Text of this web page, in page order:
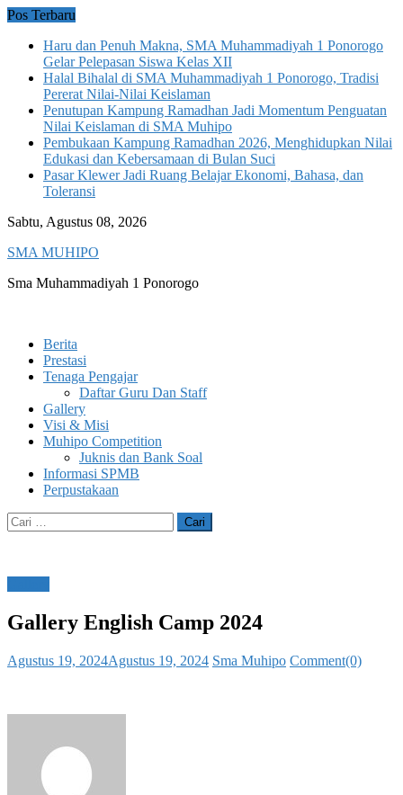
Skip
content
Pos Terbaru
Haru dan Penuh Makna, SMA Muhammadiyah 1 Ponorogo
Gelar Pelepasan Siswa Kelas XII
Halal Bihalal di SMA Muhammadiyah 1 Ponorogo, Tradisi
Pererat Nilai-Nilai Keislaman
Penutupan Kampung Ramadhan Jadi Momentum Penguatan
Nilai Keislaman di SMA Muhipo
Pembukaan Kampung Ramadhan 2026, Menghidupkan Nilai
Edukasi dan Kebersamaan di Bulan Suci
Pasar Klewer Jadi Ruang Belajar Ekonomi, Bahasa, dan
Toleransi
Sabtu, Agustus 08, 2026
SMA MUHIPO
Sma Muhammadiyah 1 Ponorogo
Berita
Prestasi
Tenaga Pengajar
Daftar Guru Dan Staff
Gallery
Visi & Misi
Muhipo Competition
Juknis dan Bank Soal
Informasi SPMB
Perpustakaan
Cari
untuk:
Gallery English Camp 2024
Posted
Agustus 19, 2024Agustus 19, 2024 Author
Sma Muhipo Comment(0)